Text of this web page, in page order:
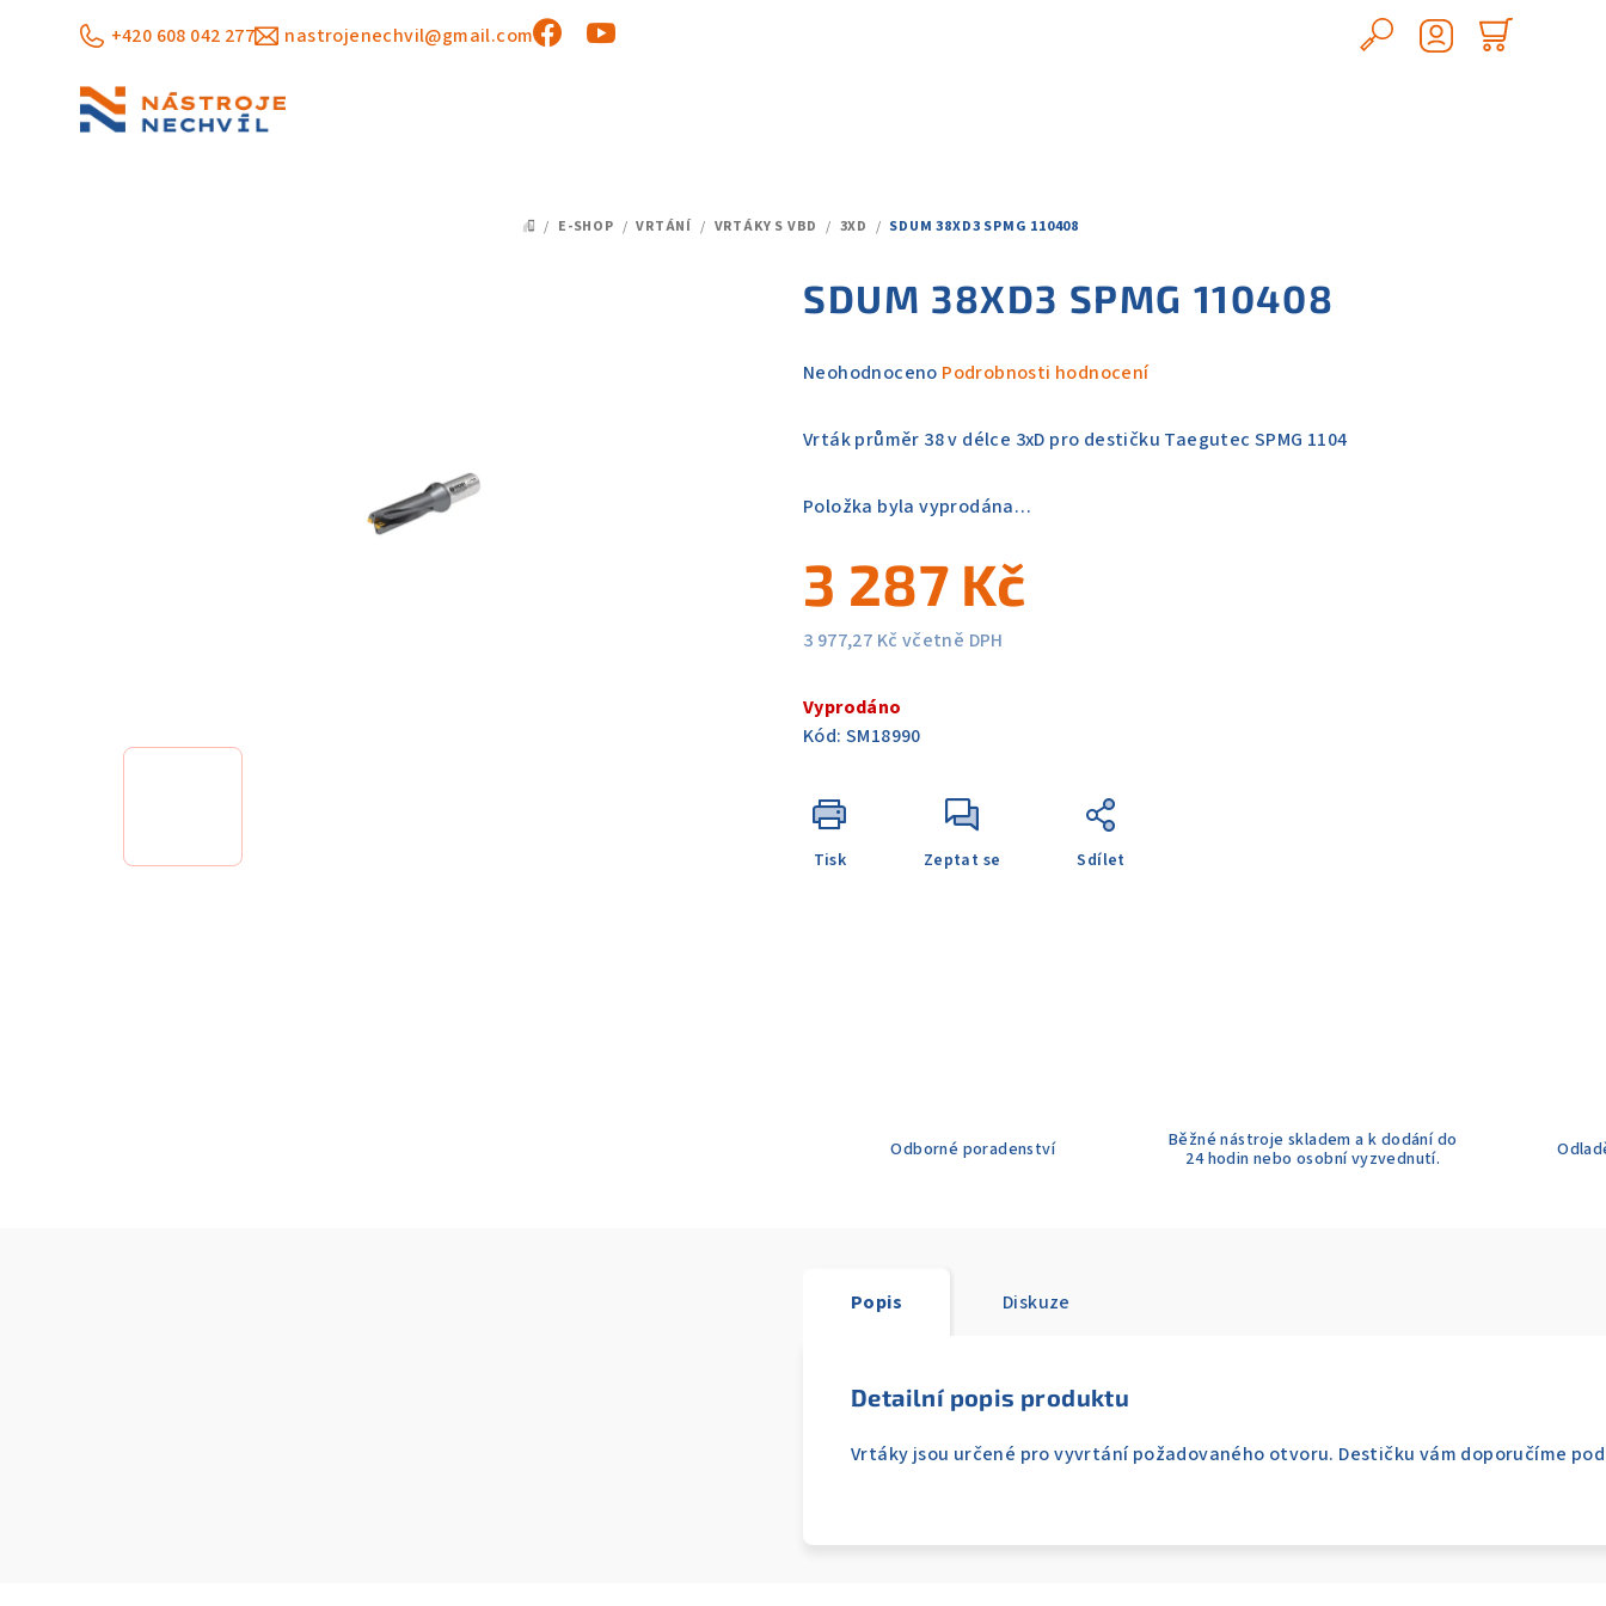
+420 608 042 277 nastrojenechvil@gmail.com
Hledat
DOMŮ
/ E-SHOP / VRTÁNÍ / VRTÁKY S VBD / 3XD / SDUM 38XD3 SPMG 110408
SDUM 38XD3 SPMG 110408
Průměrné
produktu
z
hvězdiček.
Neohodnoceno Podrobnosti hodnocení
Vrták průměr 38 v délce 3xD pro destičku Taegutec SPMG 1104
Položka byla vyprodána…
3 287 Kč
3 977,27 Kč včetně DPH
cena:
Vyprodáno
Kód: SM18990
Tisk Zeptat se Sdílet
Odborné poradenství
Běžné nástroje skladem a k dodání do
24 hodin nebo osobní vyzvednutí.
Popis Diskuze
Detailní popis produktu
Vrtáky jsou určené pro vyvrtání požadovaného otvoru. Destičku vám doporučíme